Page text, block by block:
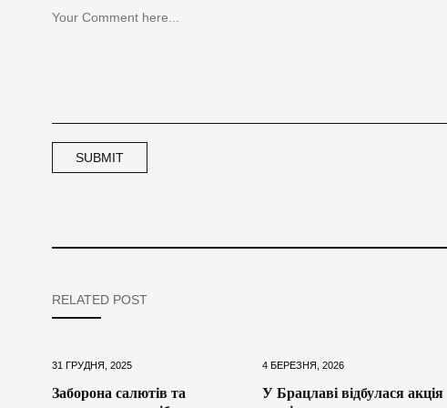
RELATED POST
31 ГРУДНЯ, 2025
Заборона салютів та
4 БЕРЕЗНЯ, 2026
У Брацлаві відбулася акція